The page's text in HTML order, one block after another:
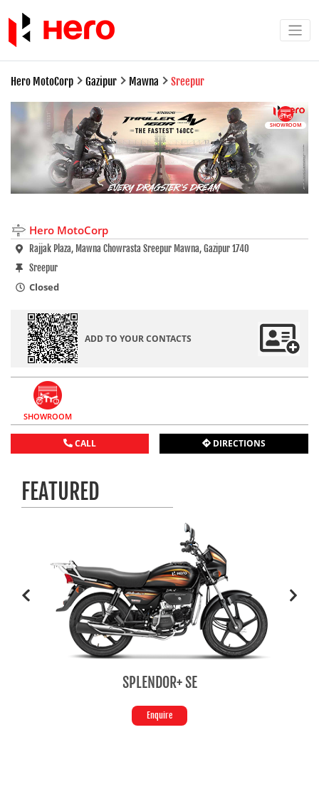
Hero MotoCorp Gazipur Mawna Sreepur
SHOWROOM
Hero MotoCorp
Rajjak Plaza, Mawna Chowrasta Sreepur Mawna, Gazipur 1740
Sreepur
Closed
ADD TO YOUR CONTACTS
SHOWROOM
CALL DIRECTIONS
FEATURED